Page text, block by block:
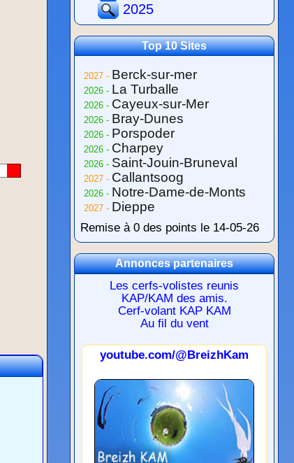
2025
Top 10 Sites
2027 - Berck-sur-mer
2026 - La Turballe
2026 - Cayeux-sur-Mer
2026 - Bray-Dunes
2026 - Porspoder
2026 - Charpey
2026 - Saint-Jouin-Bruneval
2027 - Callantsoog
2026 - Notre-Dame-de-Monts
2027 - Dieppe
Remise à 0 des points le 14-05-26
Annonces partenaires
Les cerfs-volistes reunis
KAP/KAM des amis.
Cerf-volant KAP KAM
Au fil du vent
youtube.com/@BreizhKam